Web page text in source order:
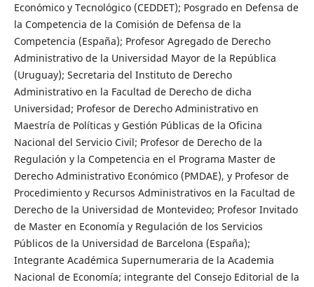
Económico y Tecnológico (CEDDET); Posgrado en Defensa de
la Competencia de la Comisión de Defensa de la
Competencia (España); Profesor Agregado de Derecho
Administrativo de la Universidad Mayor de la República
(Uruguay); Secretaria del Instituto de Derecho
Administrativo en la Facultad de Derecho de dicha
Universidad; Profesor de Derecho Administrativo en
Maestría de Políticas y Gestión Públicas de la Oficina
Nacional del Servicio Civil; Profesor de Derecho de la
Regulación y la Competencia en el Programa Master de
Derecho Administrativo Económico (PMDAE), y Profesor de
Procedimiento y Recursos Administrativos en la Facultad de
Derecho de la Universidad de Montevideo; Profesor Invitado
de Master en Economía y Regulación de los Servicios
Públicos de la Universidad de Barcelona (España);
Integrante Académica Supernumeraria de la Academia
Nacional de Economía; integrante del Consejo Editorial de la